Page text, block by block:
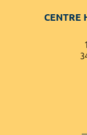
CENTRE